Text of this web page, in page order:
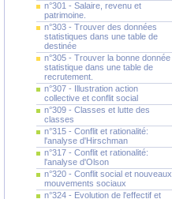
n°301 - Salaire, revenu et
patrimoine.
n°303 - Trouver des données
statistiques dans une table de
destinée
n°305 - Trouver la bonne donnée
statistique dans une table de
recrutement.
n°307 - Illustration action
collective et conflit social
n°309 - Classes et lutte des
classes
n°315 - Conflit et rationalité:
l'analyse d'Hirschman
n°317 - Conflit et rationalité:
l'analyse d'Olson
n°320 - Conflit social et nouveaux
mouvements sociaux
n°324 - Evolution de l'effectif et